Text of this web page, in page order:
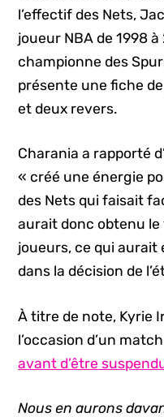
l’effectif des Nets,
joueur NBA de 1998 à
championne des
présente une fiche
et deux revers.
Charania a rapporté
« créé une énergie
des Nets qui faisait
aurait donc obtenu
joueurs, ce qui
dans la décision de
À titre de note, Kyrie
l’occasion d’un
avant d’être
Nous en aurons